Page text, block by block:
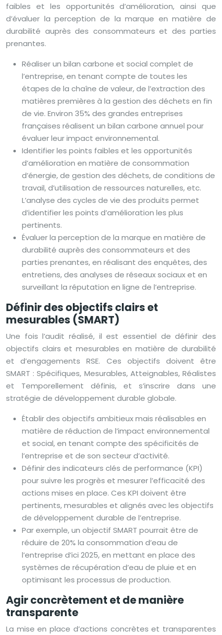
faibles et les opportunités d’amélioration, ainsi que
d’évaluer la perception de la marque en matière de
durabilité auprès des consommateurs et des parties
prenantes.
Réaliser un bilan carbone et social complet de
l’entreprise, en tenant compte de toutes les
étapes de la chaîne de valeur, de l’extraction des
matières premières à la gestion des déchets en fin
de vie. Environ 35% des grandes entreprises
françaises réalisent un bilan carbone annuel pour
évaluer leur impact environnemental.
Identifier les points faibles et les opportunités
d’amélioration en matière de consommation
d’énergie, de gestion des déchets, de conditions de
travail, d’utilisation de ressources naturelles, etc.
L’analyse des cycles de vie des produits permet
d’identifier les points d’amélioration les plus
pertinents.
Évaluer la perception de la marque en matière de
durabilité auprès des consommateurs et des
parties prenantes, en réalisant des enquêtes, des
entretiens, des analyses de réseaux sociaux et en
surveillant la réputation en ligne de l’entreprise.
Définir des objectifs clairs et
mesurables (SMART)
Une fois l’audit réalisé, il est essentiel de définir des
objectifs clairs et mesurables en matière de durabilité
et d’engagements RSE. Ces objectifs doivent être
SMART : Spécifiques, Mesurables, Atteignables, Réalistes
et Temporellement définis, et s’inscrire dans une
stratégie de développement durable globale.
Établir des objectifs ambitieux mais réalisables en
matière de réduction de l’impact environnemental
et social, en tenant compte des spécificités de
l’entreprise et de son secteur d’activité.
Définir des indicateurs clés de performance (KPI)
pour suivre les progrès et mesurer l’efficacité des
actions mises en place. Ces KPI doivent être
pertinents, mesurables et alignés avec les objectifs
de développement durable de l’entreprise.
Par exemple, un objectif SMART pourrait être de
réduire de 20% la consommation d’eau de
l’entreprise d’ici 2025, en mettant en place des
systèmes de récupération d’eau de pluie et en
optimisant les processus de production.
Agir concrètement et de manière
transparente
La mise en place d’actions concrètes et transparentes